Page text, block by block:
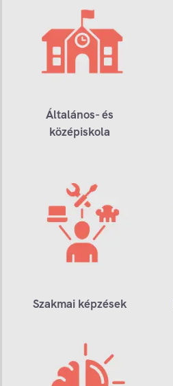
Általános- és
középiskola
Szakmai képzések